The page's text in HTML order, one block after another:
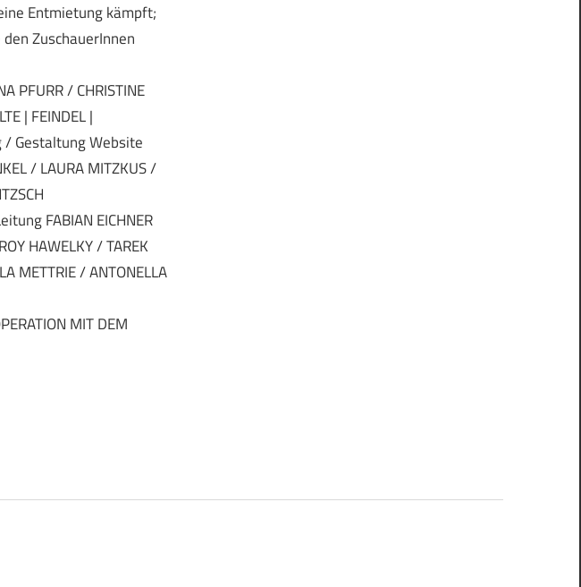
Entmietung kämpft;
ZuschauerInnen
PFURR / CHRISTINE
| FEINDEL |
/ Gestaltung Website
/ LAURA MITZKUS /
FABIAN EICHNER
HAWELKY / TAREK
METTRIE / ANTONELLA
MIT DEM